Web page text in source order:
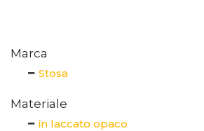
Marca
Stosa
Materiale
in laccato opaco